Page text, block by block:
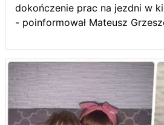
dokończenie prac na jezdni w
- poinformował Mateusz